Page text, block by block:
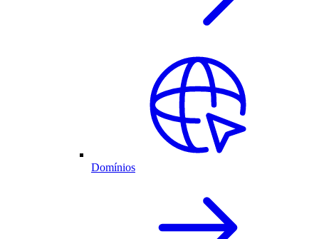
Domínios